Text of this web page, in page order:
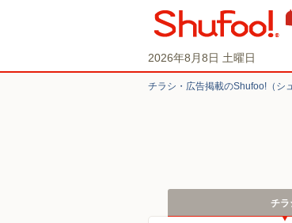
2026年8月8日 土曜日
チラシ・​広告掲載の​Shufoo!​（シ
チラ